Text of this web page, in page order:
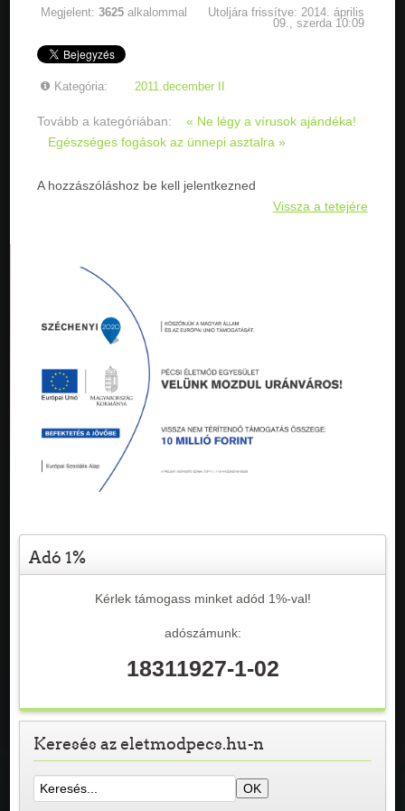
Megjelent:3625 alkalommal
Utoljára frissítve: 2014. április
09., szerda 10:09
Kategória: 2011.december II
Tovább a kategóriában:
« Ne légy a vírusok ajándéka!
Egészséges fogások az ünnepi asztalra »
A hozzászóláshoz be kell jelentkezned
Vissza a tetejére
Adó 1%
Kérlek támogass minket adód 1%-val!
adószámunk:
18311927-1-02
Keresés az eletmodpecs.hu-n